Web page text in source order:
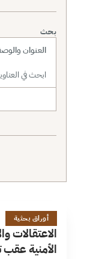
بحث
نطاق البحث
ا
18 دقائق
أوراق بحثية
الاعتقالات
الأمنية عقب